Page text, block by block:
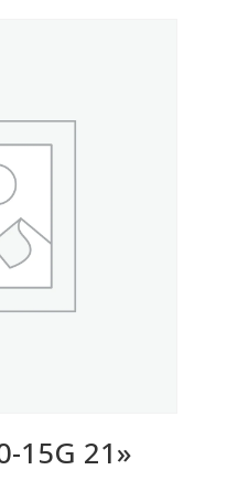
15G 21»